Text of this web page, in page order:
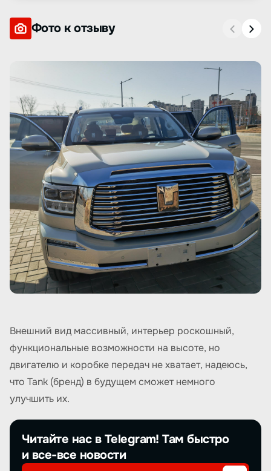
Фото к отзыву
Внешний вид массивный, интерьер роскошный,
функциональные возможности на высоте, но
двигателю и коробке передач не хватает, надеюсь,
что Tank (бренд) в будущем сможет немного
улучшить их.
Читайте нас в Telegram! Там быстро
и все-все новости